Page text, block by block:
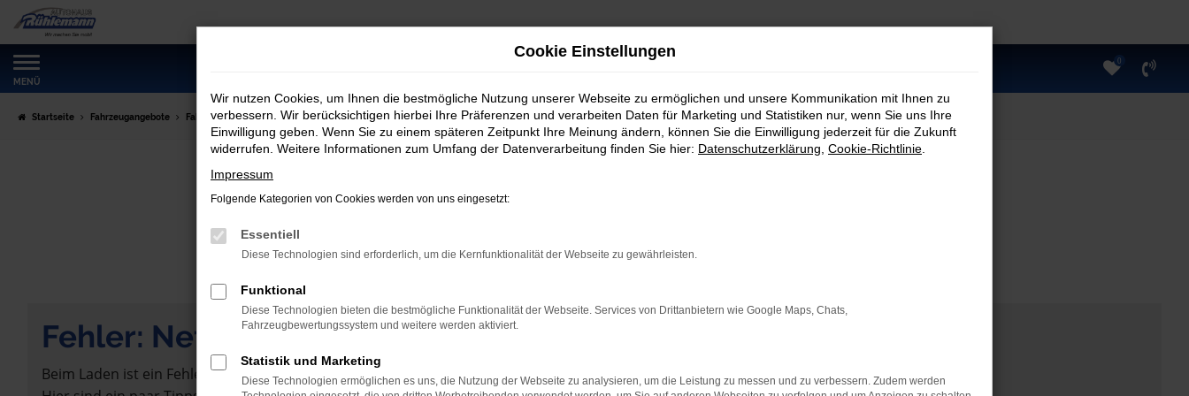
Zum
Hauptinhalt
springen
MENÜ
0
Startseite Fahrzeugangebote Fahrzeugmarkt
Fahrzeugmarkt
Fehler: Network Error
Beim Laden ist ein Fehler aufgetreten.
Cookie Einstellungen
Wir nutzen Cookies, um Ihnen die bestmögliche Nutzung unserer Webseite zu ermöglichen und unsere Kommunikation mit Ihnen zu
verbessern. Wir berücksichtigen hierbei Ihre Präferenzen und verarbeiten Daten für Marketing und Statistiken nur, wenn Sie uns Ihre
Einwilligung geben. Wenn Sie zu einem späteren Zeitpunkt Ihre Meinung ändern, können Sie die Einwilligung jederzeit für die Zukunft
widerrufen. Weitere Informationen zum Umfang der Datenverarbeitung finden Sie hier: Datenschutzerklärung Cookie-Richtlinie
Impressum
Folgende Kategorien von Cookies werden von uns eingesetzt:
Essentiell
Diese Technologien sind erforderlich, um die Kernfunktionalität der Webseite zu gewährleisten.
Funktional
Diese Technologien bieten die bestmögliche Funktionalität der Webseite. Services von Drittanbietern wie Google Maps, Chats,
Fahrzeugbewertungssystem und weitere werden aktiviert.
Statistik und Marketing
Diese Technologien ermöglichen es uns, die Nutzung der Webseite zu analysieren, um die Leistung zu messen und zu verbessern. Zudem werden